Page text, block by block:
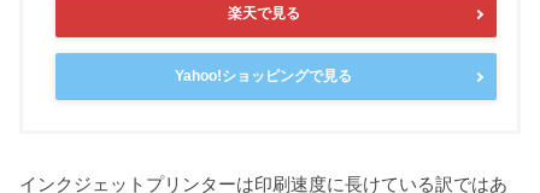
楽天で見る
Yahoo!ショッピングで見る
インクジェットプリンターは印刷速度に長けている訳ではあ